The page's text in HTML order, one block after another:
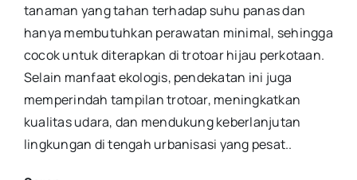
tanaman yang tahan terhadap suhu panas dan
hanya membutuhkan perawatan minimal, sehingga
cocok untuk diterapkan di trotoar hijau perkotaan.
Selain manfaat ekologis, pendekatan ini juga
memperindah tampilan trotoar, meningkatkan
kualitas udara, dan mendukung keberlanjutan
lingkungan di tengah urbanisasi yang pesat..